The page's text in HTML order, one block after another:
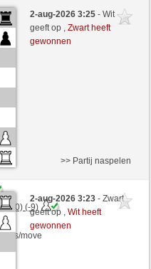
(+28)
move
2-aug-2026 3:25- Wit
geeft op ,Zwart heeft
gewonnen
(-9)
move
>> Partij naspelen
2-aug-2026 3:23- Zwart
geeft op ,Wit heeft
gewonnen